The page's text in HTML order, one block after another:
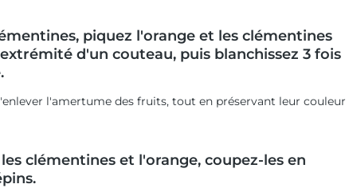
piquez l'orange et les clémentines
d'un couteau, puis blanchissez 3 fois
l'amertume des fruits, tout en préservant leur couleur
clémentines et l'orange, coupez-les en